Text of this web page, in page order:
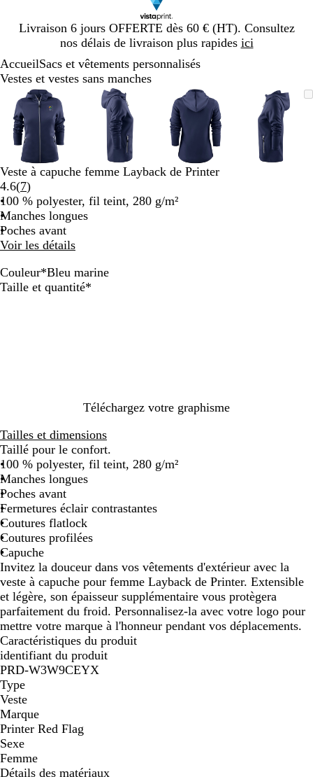
Livraison 6 jours OFFERTE dès 60 € (HT). Consultez
nos délais de livraison plus rapides ici
Diapositive
1
AccueilSacs et vêtements personnalisés
Vestes et vestes sans manches
Image
zoomable
Zoom
au
minimum
Cliquez
pour
développer
Utilisez
les
touches
plus
moins
pour
zoomer
et
touches
fléchées
pour
faire
défiler
Image
zoomable
Zoom
au
minimum
Cliquez
pour
développer
Utilisez
les
touches
plus
et
moins
pour
zoomer
Image
zoomable
Zoom
au
minimum
Cliquez
pour
développer
Utilisez
les
touches
plus
moins
Image
Zoom
au
Cliquez
pour
Utilisez
les
touches
plus
et
moins
Diapositive
sur
Veste à capuche femme Layback de Printer
4.6(7Lire
les
7
avis
)
100 % polyester, fil teint, 280 g/m²
Manches longues
Poches avant
Voir les détails
Couleur*Bleu marine
G
é
R
B
B
N
Taille et quantité*
Téléchargez votre graphisme
Tailles et dimensions
Taillé pour le confort.
100 % polyester, fil teint, 280 g/m²
Manches longues
Poches avant
Fermetures éclair contrastantes
Coutures flatlock
Coutures profilées
Capuche
Invitez la douceur dans vos vêtements d'extérieur avec la
veste à capuche pour femme Layback de Printer. Extensible
et légère, son épaisseur supplémentaire vous protègera
parfaitement du froid. Personnalisez-la avec votre logo pour
mettre votre marque à l'honneur pendant vos déplacements.
Caractéristiques du produit
identifiant du produit
PRD-W3W9CEYX
Type
Veste
Marque
Printer Red Flag
Sexe
Femme
Détails des matériaux